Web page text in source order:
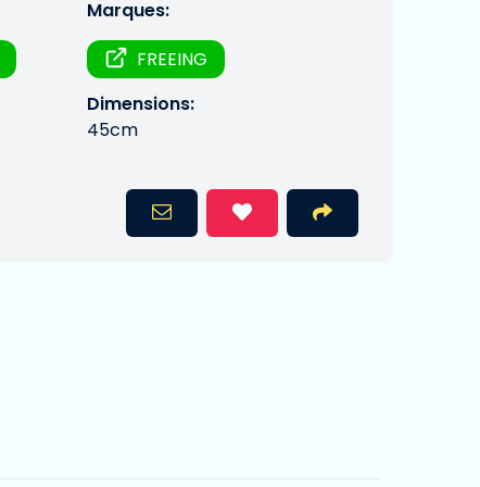
Marques:
FREEING
Dimensions:
45cm